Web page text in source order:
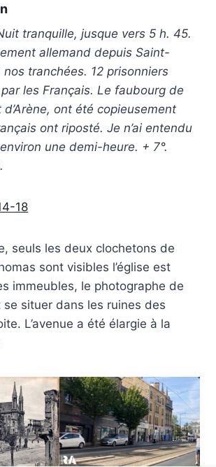
tranquille, jusque vers 5 h. 45.
allemand depuis Saint-
nos tranchées. 12 prisonniers
les Français. Le faubourg de
ont été copieusement
ont riposté. Je n’ai entendu
une demi-heure. + 7°.
18
seuls les deux clochetons de
sont visibles l’église est
immeubles, le photographe de
se situer dans les ruines des
L’avenue a été élargie à la